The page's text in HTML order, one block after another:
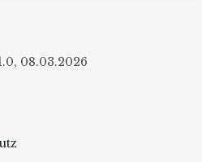
08.03.2026